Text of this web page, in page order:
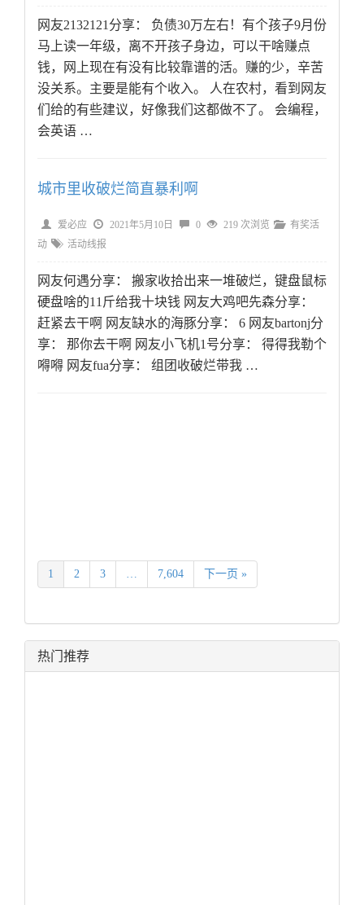
网友2132121分享： 负债30万左右！有个孩子9月份
马上读一年级，离不开孩子身边，可以干啥赚点
钱，网上现在有没有比较靠谱的活。赚的少，辛苦
没关系。主要是能有个收入。 人在农村，看到网友
们给的有些建议，好像我们这都做不了。 会编程，
会英语 …
城市里收破烂简直暴利啊
爱必应 2021年5月10日 0 219 次浏览
有奖活
动
活动线报
网友何遇分享： 搬家收拾出来一堆破烂，键盘鼠标
硬盘啥的11斤给我十块钱 网友大鸡吧先森分享：
赶紧去干啊 网友缺水的海豚分享： 6 网友bartonj分
享： 那你去干啊 网友小飞机1号分享： 得得我勒个
嘚嘚 网友fua分享： 组团收破烂带我 …
1 2 3 … 7,604 下一页 »
热门推荐